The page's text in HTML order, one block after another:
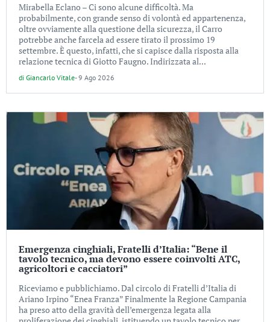
Mirabella Eclano – Ci sono alcune difficoltà. Ma
probabilmente, con grande senso di volontà ed appartenenza,
oltre ovviamente alla questione della sicurezza, il Carro
potrebbe anche farcela ad essere tirato il prossimo 19
settembre. È questo, infatti, che si capisce dalla risposta alla
relazione tecnica di Giotto Faugno. Indirizzata al...
di Giancarlo Vitale-9 Ago 2026
Emergenza cinghiali, Fratelli d’Italia: “Bene il
tavolo tecnico, ma devono essere coinvolti ATC,
agricoltori e cacciatori”
Riceviamo e pubblichiamo. Dal circolo di Fratelli d’Italia di
Ariano Irpino “Enea Franza” Finalmente la Regione Campania
ha preso atto della gravità dell’emergenza legata alla